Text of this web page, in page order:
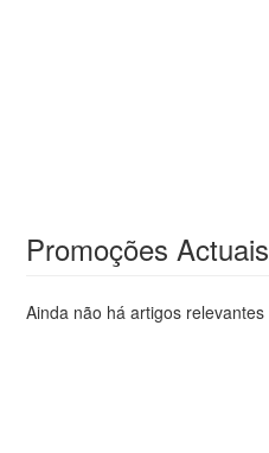
Promoções Actuais
Ainda não há artigos relevantes